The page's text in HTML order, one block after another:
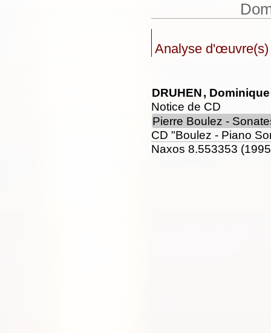
Analyse d'œuvre(s)
DRUHEN, Dominique
Notice de CD
Pierre Boulez -
CD "Boulez - Piano
Naxos 8.553353